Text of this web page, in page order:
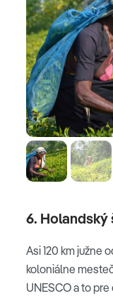
6. Holandský
Asi 120 km južne
koloniálne
UNESCO a to